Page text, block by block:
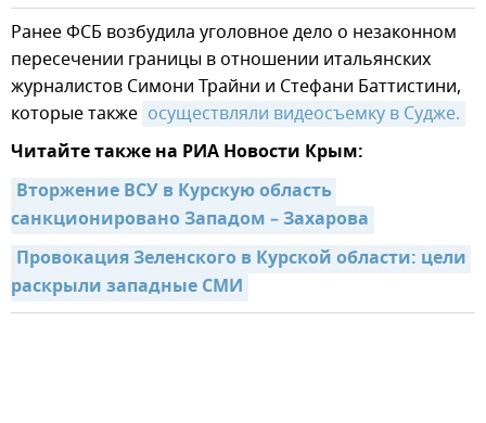
Ранее ФСБ возбудила уголовное дело о незаконном
пересечении границы в отношении итальянских
журналистов Симони Трайни и Стефани Баттистини,
которые также осуществляли видеосъемку в Судже.
Читайте также на РИА Новости Крым:
Вторжение ВСУ в Курскую область
санкционировано Западом – Захарова
Провокация Зеленского в Курской области: цели
раскрыли западные СМИ